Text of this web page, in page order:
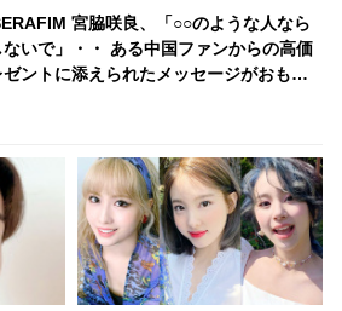
宮脇咲良、「○○のような人なら
いで」・・ ある中国ファンからの高価
ントに添えられたメッセージがおもし